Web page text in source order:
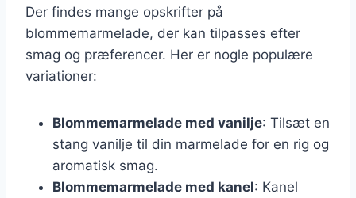
Der findes mange opskrifter på
blommemarmelade, der kan tilpasses efter
smag og præferencer. Her er nogle populære
variationer:
Blommemarmelade med vanilje: Tilsæt en
stang vanilje til din marmelade for en rig og
aromatisk smag.
Blommemarmelade med kanel: Kanel